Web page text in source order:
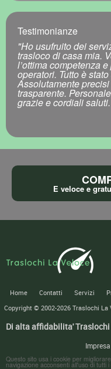
Testimonianze
"Ho usufruito dei
trasloco di casa mia.
l’ottima competenza
operatori. Tutto è
Assolutamente
trasparente.
grazie e cordiali
E veloce e
Home Contatti Servizi
Copyright © 2002-2026 Traslochi La
Di alta affidabilita' Traslochi
Questo sito usa i cookie per
navigazione acconsenti all'uso di tutti i